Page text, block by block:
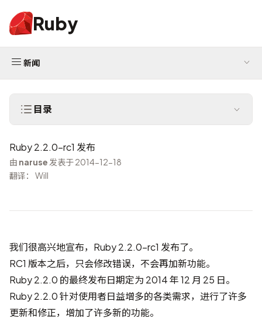
Ruby
新闻
目录
Ruby 2.2.0-rc1 发布
由 naruse 发表于 2014-12-18
翻译： Will
我们很高兴地宣布，Ruby 2.2.0-rc1 发布了。
RC1 版本之后，只会修改错误，不会再加新功能。
Ruby 2.2.0 的最终发布日期定为 2014 年 12 月 25 日。
Ruby 2.2.0 针对使用者日益增多的各类需求，进行了许多
更新和修正，增加了许多新的功能。